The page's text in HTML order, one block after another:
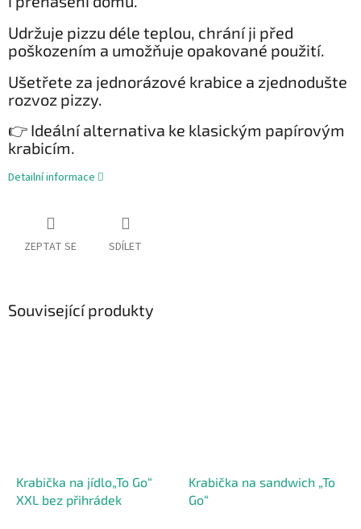
Udržuje pizzu déle teplou, chrání ji před
poškozením a umožňuje opakované použití.
Ušetřete za jednorázové krabice a zjednodušte
rozvoz pizzy.
👉 Ideální alternativa ke klasickým papírovým
krabicím.
Detailní informace
ZEPTAT SE SDÍLET
Související produkty
Krabička na jídlo„To Go“
XXL bez přihrádek
Krabička na sandwich „To
Go“